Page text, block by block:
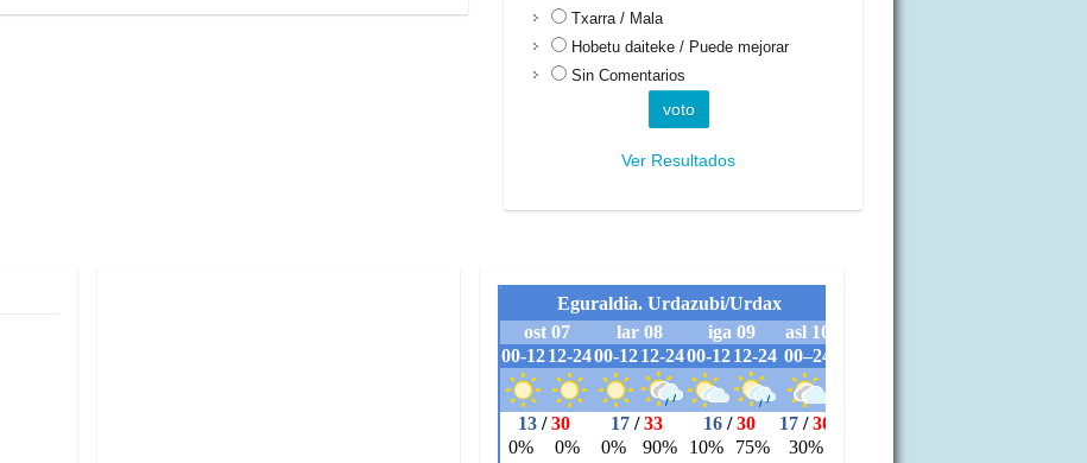
Txarra / Mala
Hobetu daiteke / Puede mejorar
Sin Comentarios
Ver Resultados